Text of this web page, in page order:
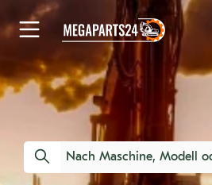
springen